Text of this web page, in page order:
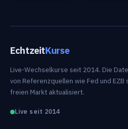
EchtzeitKurse
Live-Wechselkurse seit 2014. Die
von Referenzquellen wie Fed und
freien Markt aktualisiert.
Live seit 2014